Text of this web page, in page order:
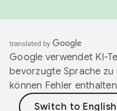
Google verwendet KI-
bevorzugte Sprache
können Fehler